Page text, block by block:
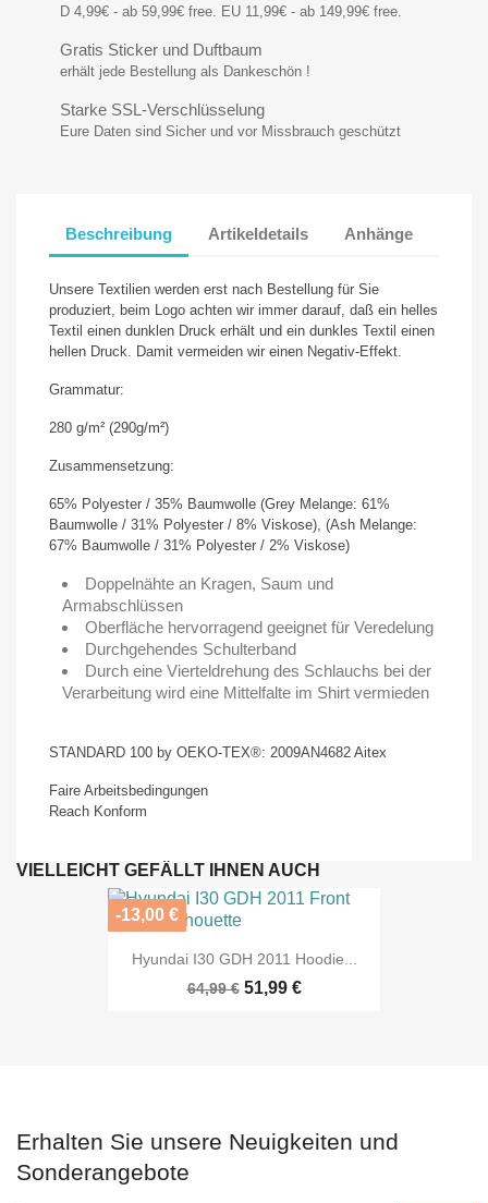
D 4,99€ - ab 59,99€ free. EU 11,99€ - ab 149,99€ free.
Gratis Sticker und Duftbaum
erhält jede Bestellung als Dankeschön !
Starke SSL-Verschlüsselung
Eure Daten sind Sicher und vor Missbrauch geschützt
Beschreibung Artikeldetails Anhänge
Unsere Textilien werden erst nach Bestellung für Sie
produziert, beim Logo achten wir immer darauf, daß ein helles
Textil einen dunklen Druck erhält und ein dunkles Textil einen
hellen Druck. Damit vermeiden wir einen Negativ-Effekt.
Grammatur:
280 g/m² (290g/m²)
Zusammensetzung:
65% Polyester / 35% Baumwolle (Grey Melange: 61%
Baumwolle / 31% Polyester / 8% Viskose), (Ash Melange:
67% Baumwolle / 31% Polyester / 2% Viskose)
Doppelnähte an Kragen, Saum und
Armabschlüssen
Oberfläche hervorragend geeignet für Veredelung
Durchgehendes Schulterband
Durch eine Vierteldrehung des Schlauchs bei der
Verarbeitung wird eine Mittelfalte im Shirt vermieden
STANDARD 100 by OEKO-TEX®: 2009AN4682 Aitex
Faire Arbeitsbedingungen
Reach Konform
VIELLEICHT GEFÄLLT IHNEN AUCH
Hyundai I30 GDH 2011 Hoodie...
64,99 € 51,99 €
-13,00 €
Erhalten Sie unsere Neuigkeiten und
Sonderangebote